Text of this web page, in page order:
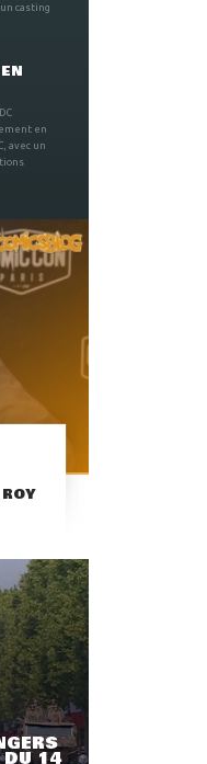
casting
en
avec un